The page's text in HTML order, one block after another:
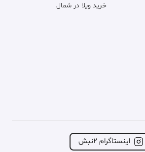
خرید ویلا در شمال
اینستاگرام ۲نبش